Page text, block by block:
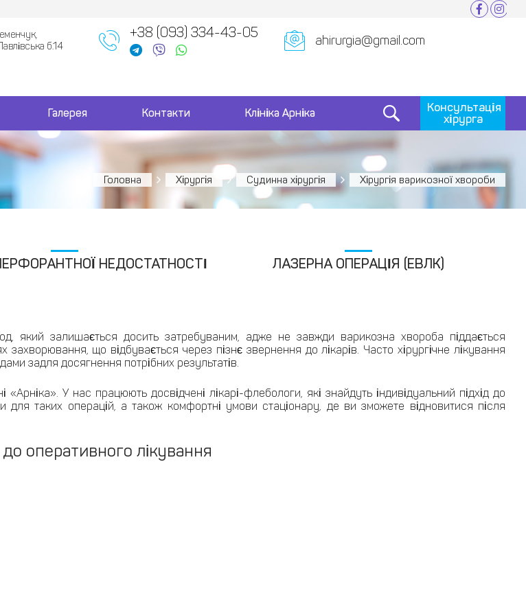
б.14
+38 (093) 334-43-05 ahirurgia@gmail.com
Галерея Контакти Клініка Арніка
Консультація
хірурга
Головна Хірургія Судинна хірургія Хірургія варикозної хвороби
НЕДОСТАТНОСТІ ЛАЗЕРНА ОПЕРАЦІЯ (ЕВЛК)
який залишається досить затребуваним, адже не завжди варикозна хвороба піддається
що відбувається через пізнє звернення до лікарів. Часто хірургічне лікування
задля досягнення потрібних результатів.
У нас працюють досвідчені лікарі-флебологи, які знайдуть індивідуальний підхід до
для таких операцій, а також комфортні умови стаціонару, де ви зможете відновитися після
оперативного лікування